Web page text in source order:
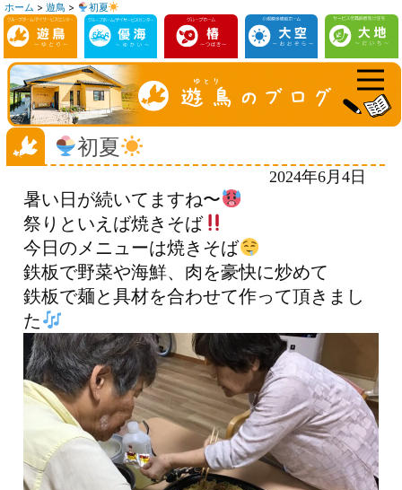
コ
ン
テ
ン
ツ
へ
ス
ホーム > 遊鳥 > 初夏
初夏
2024年6月4日
暑い日が続いてますね〜
祭りといえば焼きそば
今日のメニューは焼きそば
鉄板で野菜や海鮮、肉を豪快に炒めて
鉄板で麺と具材を合わせて作って頂きまし
た